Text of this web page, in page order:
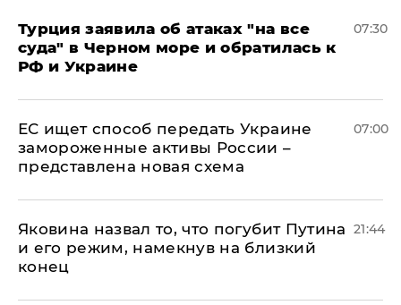
Турция заявила об атаках "на все
суда" в Черном море и обратилась к
РФ и Украине
07:30
ЕС ищет способ передать Украине
замороженные активы России –
представлена новая схема
07:00
Яковина назвал то, что погубит Путина
и его режим, намекнув на близкий
конец
21:44